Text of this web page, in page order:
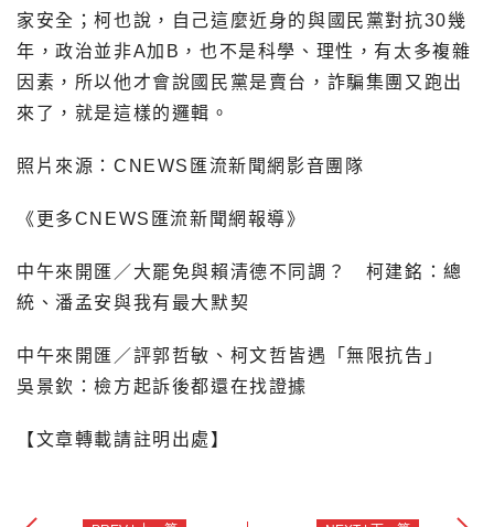
家安全；柯也說，自己這麼近身的與國民黨對抗30幾
年，政治並非A加B，也不是科學、理性，有太多複雜
因素，所以他才會說國民黨是賣台，詐騙集團又跑出
來了，就是這樣的邏輯。
照片來源：CNEWS匯流新聞網影音團隊
《更多CNEWS匯流新聞網報導》
中午來開匯／大罷免與賴清德不同調？ 柯建銘：總
統、潘孟安與我有最大默契
中午來開匯／評郭哲敏、柯文哲皆遇「無限抗告」
吳景欽：檢方起訴後都還在找證據
【文章轉載請註明出處】